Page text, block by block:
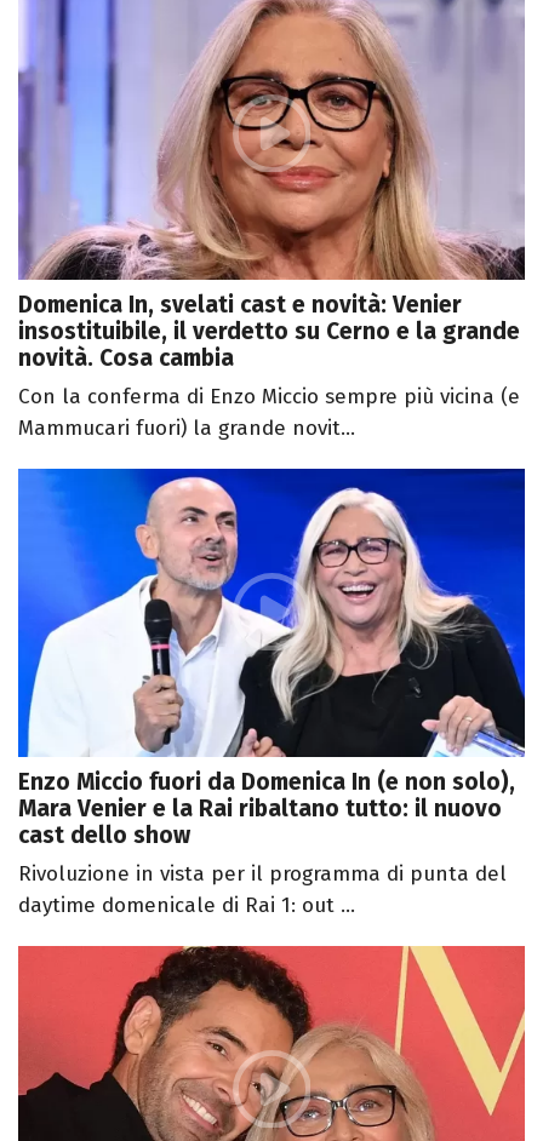
Domenica In, svelati cast e novità: Venier
insostituibile, il verdetto su Cerno e la grande
novità. Cosa cambia
Con la conferma di Enzo Miccio sempre più vicina (e
Mammucari fuori) la grande novit...
Enzo Miccio fuori da Domenica In (e non solo),
Mara Venier e la Rai ribaltano tutto: il nuovo
cast dello show
Rivoluzione in vista per il programma di punta del
daytime domenicale di Rai 1: out ...